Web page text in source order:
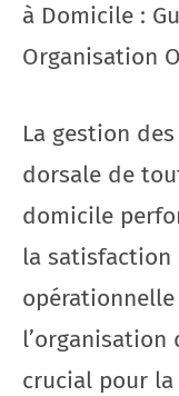
à Domicile :
Organisation
La gestion
dorsale de
domicile
la satisfaction
crucial pour la